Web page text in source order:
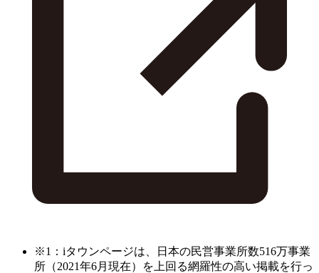
※1：iタウンページは、日本の民営事業所数516万事業
所（2021年6月現在）を上回る網羅性の高い掲載を行っ